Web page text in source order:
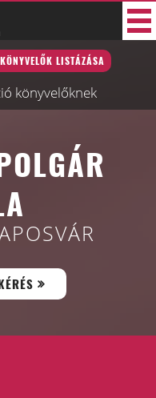
KÖNYVELŐK LISTÁZÁSA
könyvelőknek